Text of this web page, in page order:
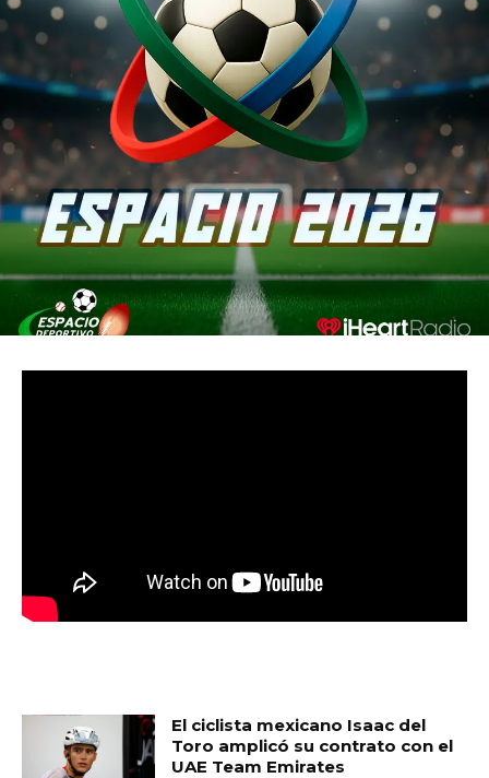
El ciclista mexicano Isaac del
Toro amplicó su contrato con el
UAE Team Emirates